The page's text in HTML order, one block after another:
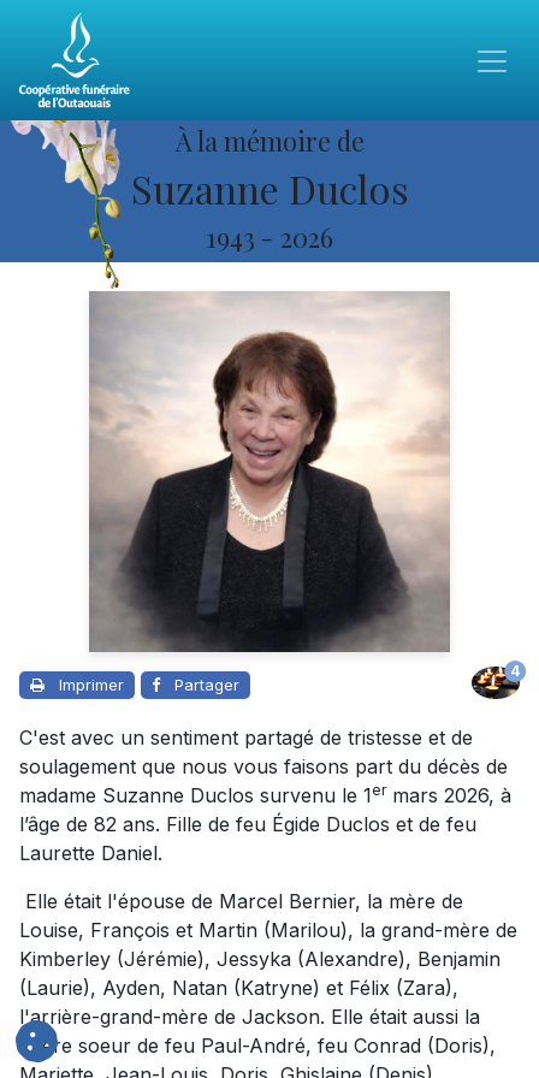
À la mémoire de
Suzanne Duclos
1943 - 2026
Imprimer Partager
4
C'est avec un sentiment partagé de tristesse et de
soulagement que nous vous faisons part du décès de
madame Suzanne Duclos survenu le 1ermars 2026, à
l’âge de 82 ans. Fille de feu Égide Duclos et de feu
Laurette Daniel.
Elle était l'épouse de Marcel Bernier, la mère de
Louise, François et Martin (Marilou), la grand-mère de
Kimberley (Jérémie), Jessyka (Alexandre), Benjamin
(Laurie), Ayden, Natan (Katryne) et Félix (Zara),
l'arrière-grand-mère de Jackson. Elle était aussi la
chère soeur de feu Paul-André, feu Conrad (Doris),